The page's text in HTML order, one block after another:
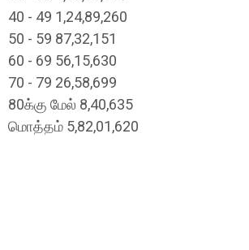
40 - 49 1,24,89,260
50 - 59 87,32,151
60 - 69 56,15,630
70 - 79 26,58,699
80க்கு மேல் 8,40,635
மொத்தம் 5,82,01,620